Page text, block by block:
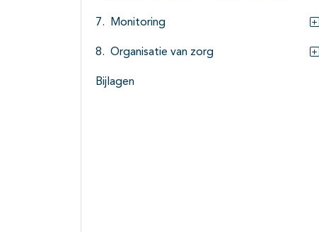
Monitoring
Organisatie van zorg
Bijlagen